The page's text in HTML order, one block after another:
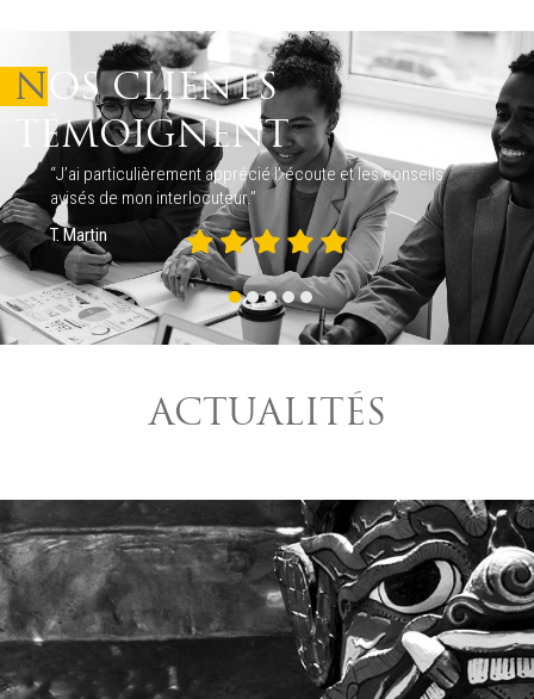
NOS CLIENTS
TÉMOIGNENT
“J’ai particulièrement apprécié l’ écoute et les conseils
avisés de mon interlocuteur.”
T. Martin
ACTUALITÉS